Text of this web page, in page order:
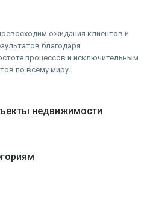
ожидания клиентов и
благодаря
процессов и исключительным
по всему миру.
недвижимости